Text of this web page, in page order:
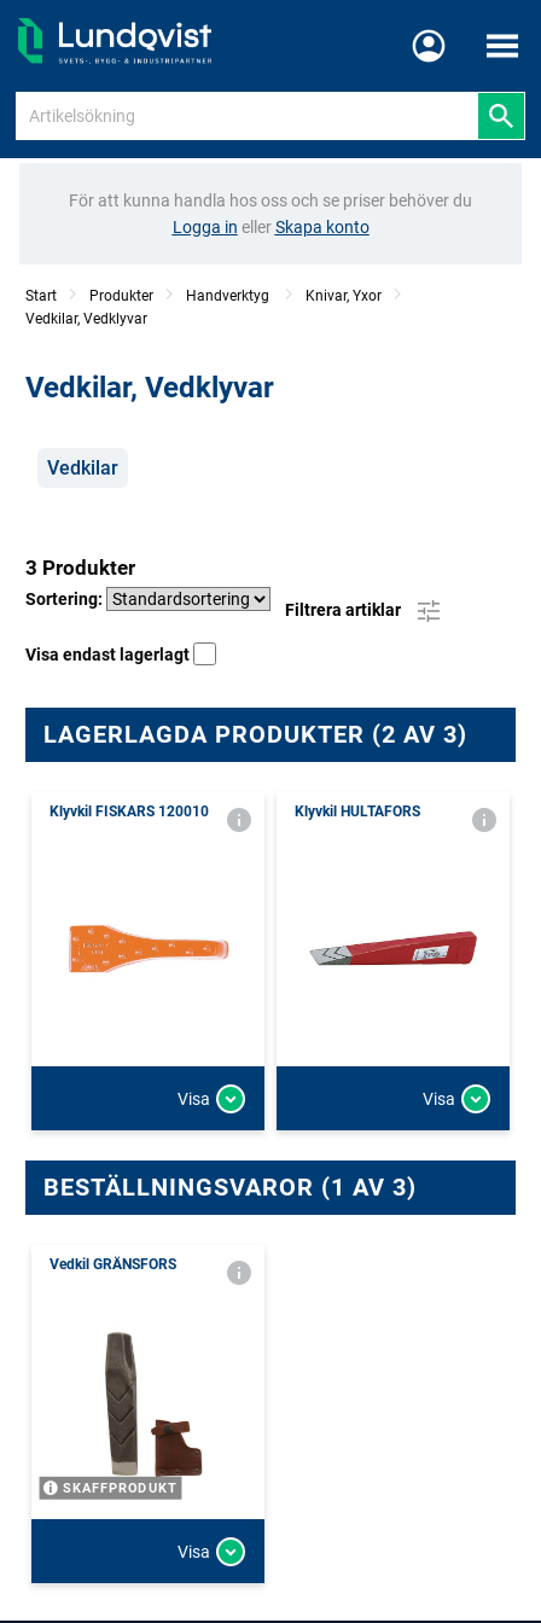
Meny
För att kunna handla hos oss och se priser behöver du
Logga in ellerSkapa konto
Start Produkter Handverktyg
Knivar, Yxor
Vedkilar, Vedklyvar
Vedkilar, Vedklyvar
Kategorier
Vedkilar
3 Produkter
Sortering:
Filtrera artiklar
Visa endast lagerlagt
LAGERLAGDA PRODUKTER (2 AV 3)
Klyvkil FISKARS 120010
Visa
Klyvkil HULTAFORS
Visa
BESTÄLLNINGSVAROR (1 AV 3)
Vedkil GRÄNSFORS
SKAFFPRODUKT
Visa